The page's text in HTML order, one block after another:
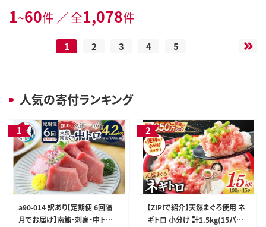
1~60件 ／ 全1,078件
1 2 3 4 5
人気の寄付ランキング
a90-014 訳あり【定期便 6回隔
月でお届け】南鮪・刺身・中トロ
【ZIP!で紹介】天然まぐろ使用 ネ
ギトロ 小分け 計1.5kg(15パッ